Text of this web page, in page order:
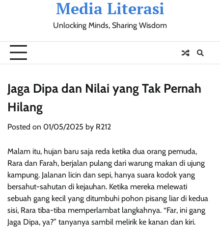
Media Literasi
Unlocking Minds, Sharing Wisdom
Pendidikan
SosialOlahraga
Resensi
Ulasan
Opini
Jaga Dipa dan Nilai yang Tak Pernah
Hilang
Posted on 01/05/2025 by R212
Malam itu, hujan baru saja reda ketika dua orang pemuda,
Rara dan Farah, berjalan pulang dari warung makan di ujung
kampung. Jalanan licin dan sepi, hanya suara kodok yang
bersahut-sahutan di kejauhan. Ketika mereka melewati
sebuah gang kecil yang ditumbuhi pohon pisang liar di kedua
sisi, Rara tiba-tiba memperlambat langkahnya. “Far, ini gang
Jaga Dipa, ya?” tanyanya sambil melirik ke kanan dan kiri.